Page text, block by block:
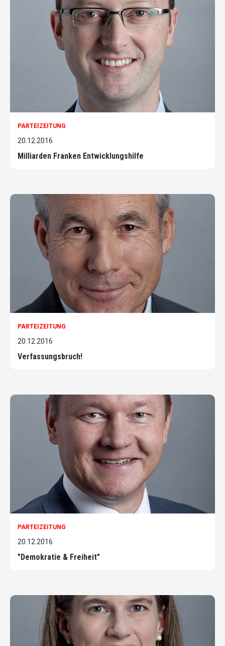
PARTEIZEITUNG
20.12.2016
Milliarden Franken Entwicklungshilfe
PARTEIZEITUNG
20.12.2016
Verfassungsbruch!
PARTEIZEITUNG
20.12.2016
"Demokratie & Freiheit"